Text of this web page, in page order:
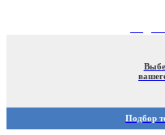
Подбор